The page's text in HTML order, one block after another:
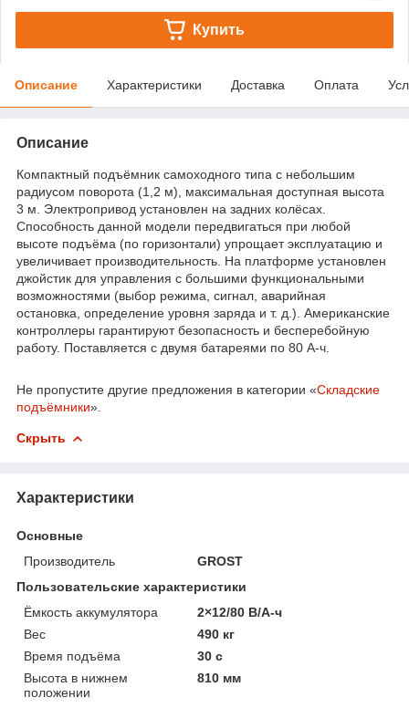
Купить
Описание Характеристики Доставка Оплата
Описание
Компактный подъёмник самоходного типа с небольшим
радиусом поворота (1,2 м), максимальная доступная высота
3 м. Электропривод установлен на задних колёсах.
Способность данной модели передвигаться при любой
высоте подъёма (по горизонтали) упрощает эксплуатацию и
увеличивает производительность. На платформе установлен
джойстик для управления с большими функциональными
возможностями (выбор режима, сигнал, аварийная
остановка, определение уровня заряда и т. д.). Американские
контроллеры гарантируют безопасность и бесперебойную
работу. Поставляется с двумя батареями по 80 А-ч.
Не пропустите другие предложения в категории «Складские
подъёмники».
Скрыть
Характеристики
Основные
Производитель
GROST
Пользовательские характеристики
Ёмкость аккумулятора
2×12/80 В/А-ч
Вес
490 кг
Время подъёма
30 с
Высота в нижнем
положении
810 мм